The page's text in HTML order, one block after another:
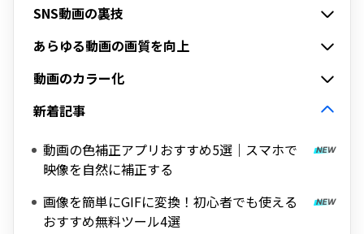
SNS動画の裏技
あらゆる動画の画質を向上
動画のカラー化
新着記事
動画の色補正アプリおすすめ5選｜スマホで
映像を自然に補正する
画像を簡単にGIFに変換！初心者でも使える
おすすめ無料ツール4選